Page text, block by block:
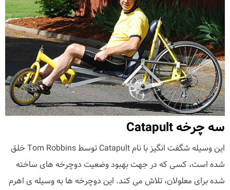
سه چرخه Catapult
این وسیله شگفت انگیز با نام Catapult توسط Tom Robbins خلق
شده است، کسی که در جهت بهبود وضعیت دوچرخه های ساخته
شده برای معلولان، تلاش می کند. این دوچرخه ها به وسیله ی اهرم